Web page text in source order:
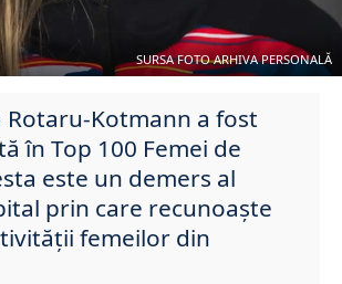
SURSA FOTO ARHIVA PERSONALĂ
Rotaru-Kotmann a fost
în Top 100 Femei de
este un demers al
prin care recunoaște
femeilor din